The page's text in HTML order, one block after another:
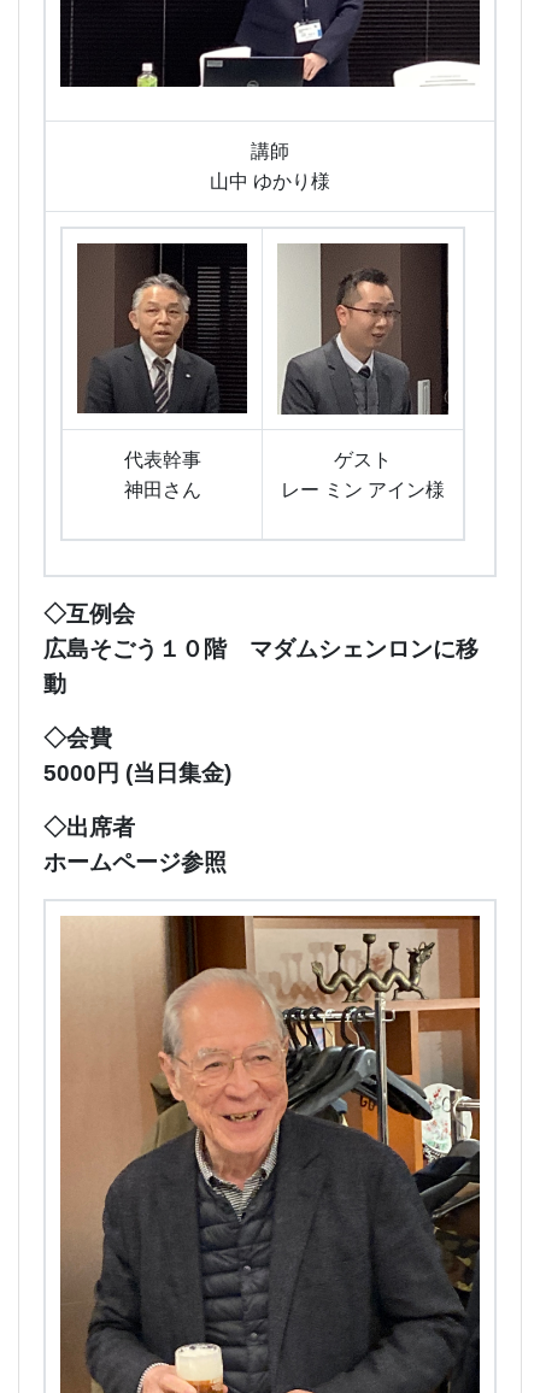
講師
山中 ゆかり様
代表幹事
神田さん
ゲスト
レー ミン アイン様
◇互例会
広島そごう１０階 マダムシェンロンに移
動
◇会費
5000円 (当日集金)
◇出席者
ホームページ参照